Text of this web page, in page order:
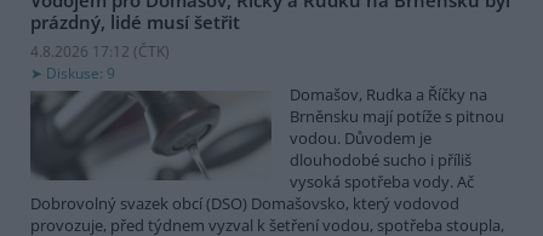
prázdný, lidé musí šetřit
4.8.2026 17:12 (ČTK)
Diskuse: 9
Domašov, Rudka a Říčky na
Brněnsku mají potíže s pitnou
vodou. Důvodem je
dlouhodobé sucho i příliš
vysoká spotřeba vody. Ač
Dobrovolný svazek obcí (DSO) Domašovsko, který vodovod
provozuje, před týdnem vyzval k šetření vodou, spotřeba stoupla,